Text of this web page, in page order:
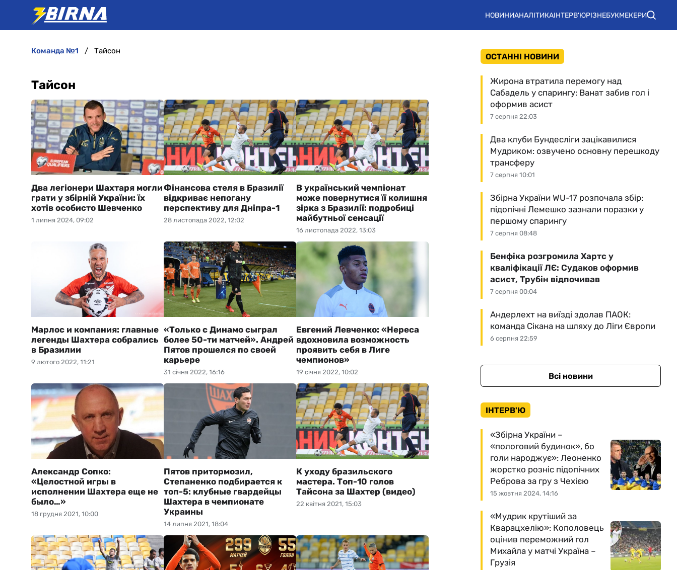
НОВИНИАНАЛІТИКАІНТЕРВ'ЮРІЗНЕБУКМЕКЕРИ
команда №1 Тайсон
Тайсон
1 липня 2024, 09:02
Два легіонери Шахтаря могли
грати у збірній України: їх
хотів особисто Шевченко
28 листопада 2022, 12:02
Фінансова стеля в Бразилії
відкриває непогану
перспективу для Дніпра-1
16 листопада 2022, 13:03
В український чемпіонат
може повернутися її колишня
зірка з Бразилії: подробиці
майбутньої сенсації
9 лютого 2022, 11:21
Марлос и компания: главные
легенды Шахтера собрались
в Бразилии
31 січня 2022, 16:16
«Только с Динамо сыграл
более 50-ти матчей». Андрей
Пятов прошелся по своей
карьере
19 січня 2022, 10:02
Евгений Левченко: «Нереса
вдохновила возможность
проявить себя в Лиге
чемпионов»
18 грудня 2021, 10:00
Александр Сопко:
«Целостной игры в
исполнении Шахтера еще не
было…»
14 липня 2021, 18:04
Пятов притормозил,
Степаненко подбирается к
топ-5: клубные гвардейцы
Шахтера в чемпионате
Украины
22 квітня 2021, 15:03
К уходу бразильского
мастера. Топ-10 голов
Тайсона за Шахтер (видео)
ОСТАННІ НОВИНИ
7 серпня 22:03
Жирона втратила перемогу над
Сабадель у спарингу: Ванат забив гол і
оформив асист
7 серпня 10:01
Два клуби Бундесліги зацікавилися
Мудриком: озвучено основну перешкоду
трансферу
7 серпня 08:48
Збірна України WU-17 розпочала збір:
підопічні Лемешко зазнали поразки у
першому спарингу
7 серпня 00:04
Бенфіка розгромила Хартс у
кваліфікації ЛЄ: Судаков оформив
асист, Трубін відпочивав
6 серпня 22:59
Андерлехт на виїзді здолав ПАОК:
команда Сікана на шляху до Ліги Європи
Всі новини
ІНТЕРВ'Ю
15 жовтня 2024, 14:16
«Збірна України –
«пологовий будинок», бо
голи народжує»: Леоненко
жорстко розніс підопічних
Реброва за гру з Чехією
«Мудрик крутіший за
Кварацхелію»: Кополовець
оцінив переможний гол
Михайла у матчі Україна –
Грузія